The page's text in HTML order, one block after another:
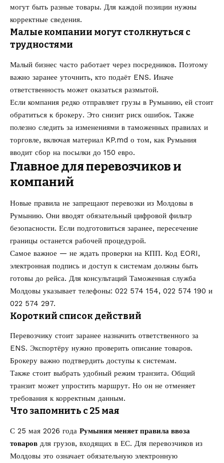
могут быть разные товары. Для каждой позиции нужны
корректные сведения.
Малые компании могут столкнуться с
трудностями
Малый бизнес часто работает через посредников. Поэтому
важно заранее уточнить, кто подаёт ENS. Иначе
ответственность может оказаться размытой.
Если компания редко отправляет грузы в Румынию, ей стоит
обратиться к брокеру. Это снизит риск ошибок. Также
полезно следить за изменениями в таможенных правилах и
торговле, включая материал KP.md о том, как Румыния
вводит сбор на посылки до 150 евро.
Главное для перевозчиков и
компаний
Новые правила не запрещают перевозки из Молдовы в
Румынию. Они вводят обязательный цифровой фильтр
безопасности. Если подготовиться заранее, пересечение
границы останется рабочей процедурой.
Самое важное — не ждать проверки на КПП. Код EORI,
электронная подпись и доступ к системам должны быть
готовы до рейса. Для консультаций Таможенная служба
Молдовы указывает телефоны: 022 574 154, 022 574 190 и
022 574 297.
Короткий список действий
Перевозчику стоит заранее назначить ответственного за
ENS. Экспортёру нужно проверить описание товаров.
Брокеру важно подтвердить доступы к системам.
Также стоит выбрать удобный режим транзита. Общий
транзит может упростить маршрут. Но он не отменяет
требования к корректным данным.
Что запомнить с 25 мая
С 25 мая 2026 года Румыния меняет правила ввоза
товаров для грузов, входящих в ЕС. Для перевозчиков из
Молдовы это означает обязательную электронную